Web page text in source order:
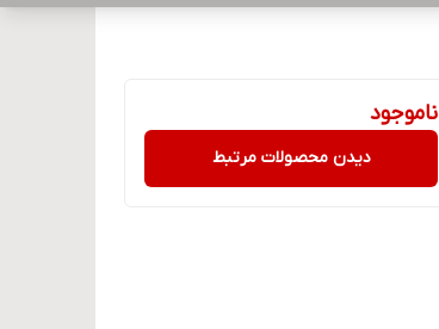
ناموجود
دیدن محصولات مرتبط